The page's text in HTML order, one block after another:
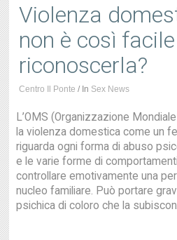
Violenza
non è così facile
riconoscerla?
Centro Il Ponte / In Sex News
L’OMS (Organizzazione
la violenza domestica come un
riguarda ogni forma di abuso
e le varie forme di
controllare emotivamente una
nucleo familiare. Può portare
psichica di coloro che la